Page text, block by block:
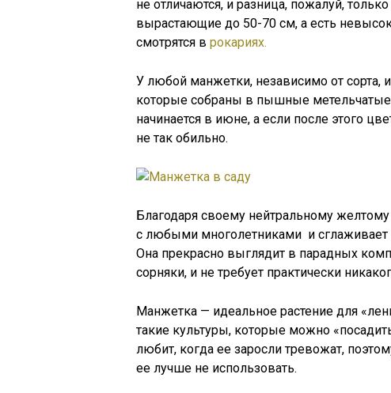
не отличаются, и разница, пожалуй,
вырастающие до 50-70 см, а есть
смотрятся в рокариях.
У любой манжетки, независимо от сорта,
которые собраны в пышные
начинается в июне, а если после этого
не так обильно.
Благодаря своему нейтральному
с любыми многолетниками и сглаживает
Она прекрасно выглядит в парадных
сорняки, и не требует практически
Манжетка — идеальное растение для
такие культуры, которые можно
любит, когда ее заросли тревожат,
ее лучше не использовать.